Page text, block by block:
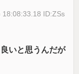
18:08:33.18 ID:ZSs
いと思うんだが